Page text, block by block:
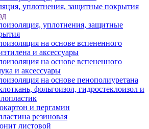
уплотнения, защитные покрытия
уплотнения, защитные
на основе вспененного
и аксессуары
на основе вспененного
и аксессуары
на основе пенополиуретана
фольгоизол, гидростеклоизол и
и пергамин
резиновая
листовой